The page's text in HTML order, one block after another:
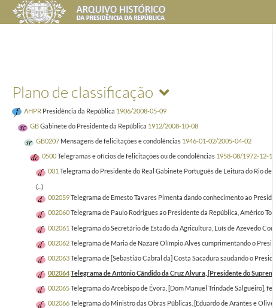
Plano de classificação
AHPR Presidência da República 1906/2008-05-09
GBGabinete do Presidente da República 1912/2008-10-08
GB0207 Mensagens de felicitações e condolências 1946-01-02/2005-04-02
0500Telegramas e ofícios de felicitações ou de condolências 1958-08/1972-12-11
001 Telegrama do Presidente do Real Gabinete Português de Leitura do Rio
(...)
002059Telegrama de Ernesto Tavares Pimenta dando conhecimento ao
002060Telegrama de Paulo Rodrigues ao Presidente da República, Américo
002061 Telegrama do Secretário de Estado da Agricultura, Luís de Azevedo
002062Telegrama de Maria de Nazaré Olímpio Alves cumprimentando o
002063Telegrama de [Sebastião Cabral da] Costa Sacadura saudando o
002064Telegrama de António Cândido da Cruz Alvura, [Presidente do
002065Telegrama do Arcebispo de Évora, [Dom Manuel Trindade Salgueiro],
002066Telegrama do Ministro das Obras Públicas, [Eduardo de Arantes e